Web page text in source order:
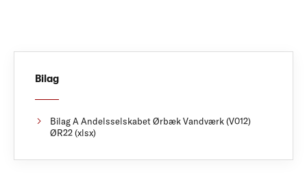
Bilag
Bilag A Andelsselskabet Ørbæk Vandværk (V012)
ØR22 (xlsx)